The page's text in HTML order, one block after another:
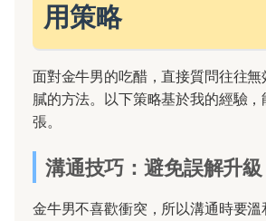
用策略
面對金牛男的吃醋，直接質問往往
膩的方法。以下策略基於我的經驗，
張。
溝通技巧：避免誤解升級
金牛男不喜歡衝突，所以溝通時要